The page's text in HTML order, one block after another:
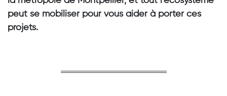
peut se mobiliser pour vous aider à porter ces
projets.